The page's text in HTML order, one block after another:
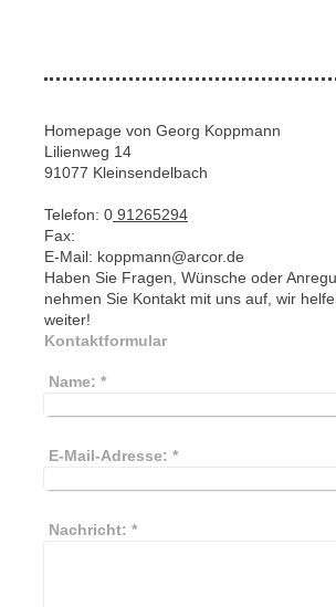
Homepage von Georg Koppmann
Lilienweg 14
91077 Kleinsendelbach
Telefon: 0 91265294
Fax:
E-Mail: koppmann@arcor.de
Haben Sie Fragen, Wünsche oder
nehmen Sie Kontakt mit uns auf, wir
weiter!
Kontaktformular
Name: *
E-Mail-Adresse: *
Nachricht: *